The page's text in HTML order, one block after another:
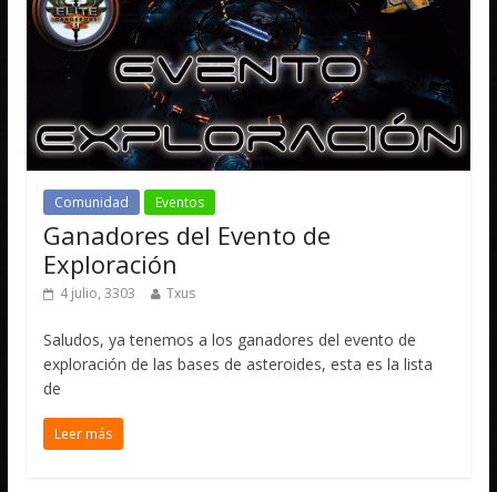
Comunidad Eventos
Ganadores del Evento de
Exploración
4 julio, 3303 Txus
Saludos, ya tenemos a los ganadores del evento de
exploración de las bases de asteroides, esta es la lista
de
Leer más